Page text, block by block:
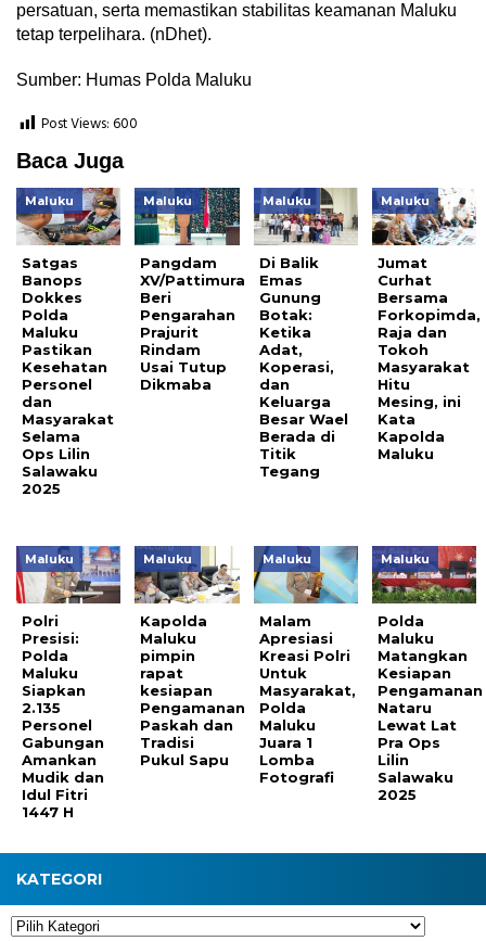
persatuan, serta memastikan stabilitas keamanan Maluku
tetap terpelihara. (nDhet).
Sumber: Humas Polda Maluku
Post Views:600
Baca Juga
Maluku
Satgas
Banops
Dokkes
Polda
Maluku
Pastikan
Kesehatan
Personel
dan
Masyarakat
Selama
Ops Lilin
Salawaku
2025
Maluku
Pangdam
XV/Pattimura
Beri
Pengarahan
Prajurit
Rindam
Usai Tutup
Dikmaba
Maluku
Di Balik
Emas
Gunung
Botak:
Ketika
Adat,
Koperasi,
dan
Keluarga
Besar Wael
Berada di
Titik
Tegang
Maluku
Jumat
Curhat
Bersama
Forkopimda,
Raja dan
Tokoh
Masyarakat
Hitu
Mesing, ini
Kata
Kapolda
Maluku
Maluku
Polri
Presisi:
Polda
Maluku
Siapkan
2.135
Personel
Gabungan
Amankan
Mudik dan
Idul Fitri
1447 H
Maluku
Kapolda
Maluku
pimpin
rapat
kesiapan
Pengamanan
Paskah dan
Tradisi
Pukul Sapu
Maluku
Malam
Apresiasi
Kreasi Polri
Untuk
Masyarakat,
Polda
Maluku
Juara 1
Lomba
Fotografi
Maluku
Polda
Maluku
Matangkan
Kesiapan
Pengamanan
Nataru
Lewat Lat
Pra Ops
Lilin
Salawaku
2025
KATEGORI
Kategori